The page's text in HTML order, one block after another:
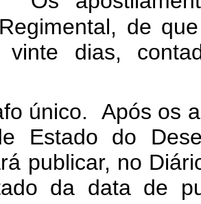
de
vinte dias,
único. Após os
Estado do
publicar, no
da data de